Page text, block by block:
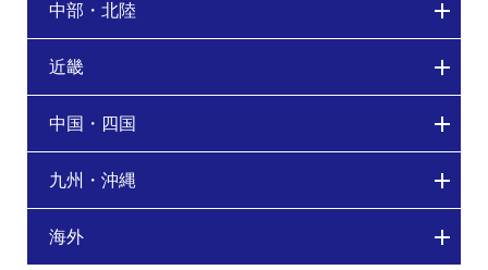
中部・北陸
近畿
中国・四国
九州・沖縄
海外